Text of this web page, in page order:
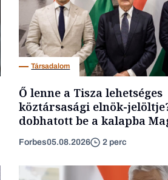
Társadalom
Ő lenne a Tisza lehetséges
köztársasági elnök-
dobhatott be a kalapba
Forbes05.08.2026 2 perc